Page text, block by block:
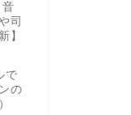
司
】
で
の